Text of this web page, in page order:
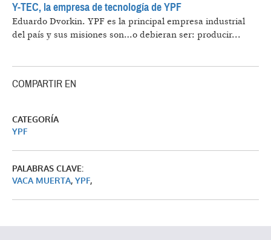
Y-TEC, la empresa de tecnología de YPF
Eduardo Dvorkin. YPF es la principal empresa industrial
del país y sus misiones son…o debieran ser: producir...
COMPARTIR EN
CATEGORÍA
YPF
PALABRAS CLAVE:
VACA MUERTA, YPF,